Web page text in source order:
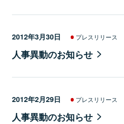
2012年3月30日 プレスリリース
人事異動のお知らせ
2012年2月29日 プレスリリース
人事異動のお知らせ